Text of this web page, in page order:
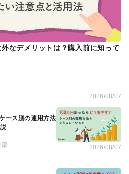
2026/08/07
なデメリットは？購入前に知って
2026/08/07
ース別の運用方法